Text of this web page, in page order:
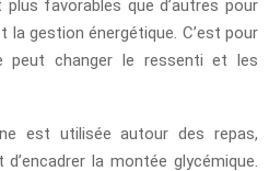
favorables que d’autres pour
la gestion énergétique. C’est pour
peut changer le ressenti et les
est utilisée autour des repas,
la montée glycémique.